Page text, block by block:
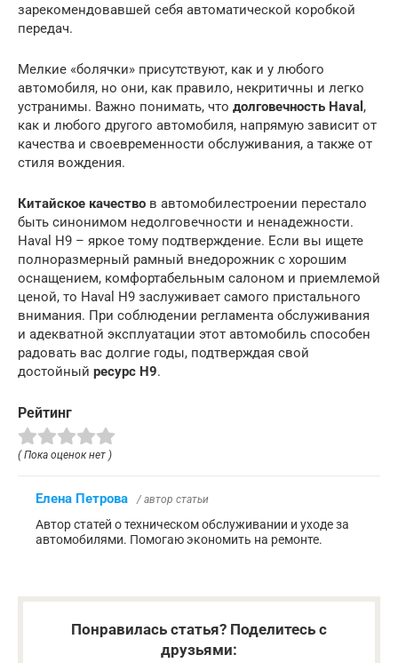
зарекомендовавшей себя автоматической коробкой
передач.
Мелкие «болячки» присутствуют, как и у любого
автомобиля, но они, как правило, некритичны и легко
устранимы. Важно понимать, что долговечность Haval ,
как и любого другого автомобиля, напрямую зависит от
качества и своевременности обслуживания, а также от
стиля вождения.
Китайское качество в автомобилестроении перестало
быть синонимом недолговечности и ненадежности.
Haval H9 – яркое тому подтверждение. Если вы ищете
полноразмерный рамный внедорожник с хорошим
оснащением, комфортабельным салоном и приемлемой
ценой, то Haval H9 заслуживает самого пристального
внимания. При соблюдении регламента обслуживания
и адекватной эксплуатации этот автомобиль способен
радовать вас долгие годы, подтверждая свой
достойный ресурс H9.
Рейтинг
( Пока оценок нет )
Елена Петрова / автор статьи
Автор статей о техническом обслуживании и уходе за
автомобилями. Помогаю экономить на ремонте.
Понравилась статья? Поделитесь с
друзьями: